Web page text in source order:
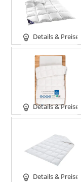
Details & Preise
Details & Preise
Details & Preise